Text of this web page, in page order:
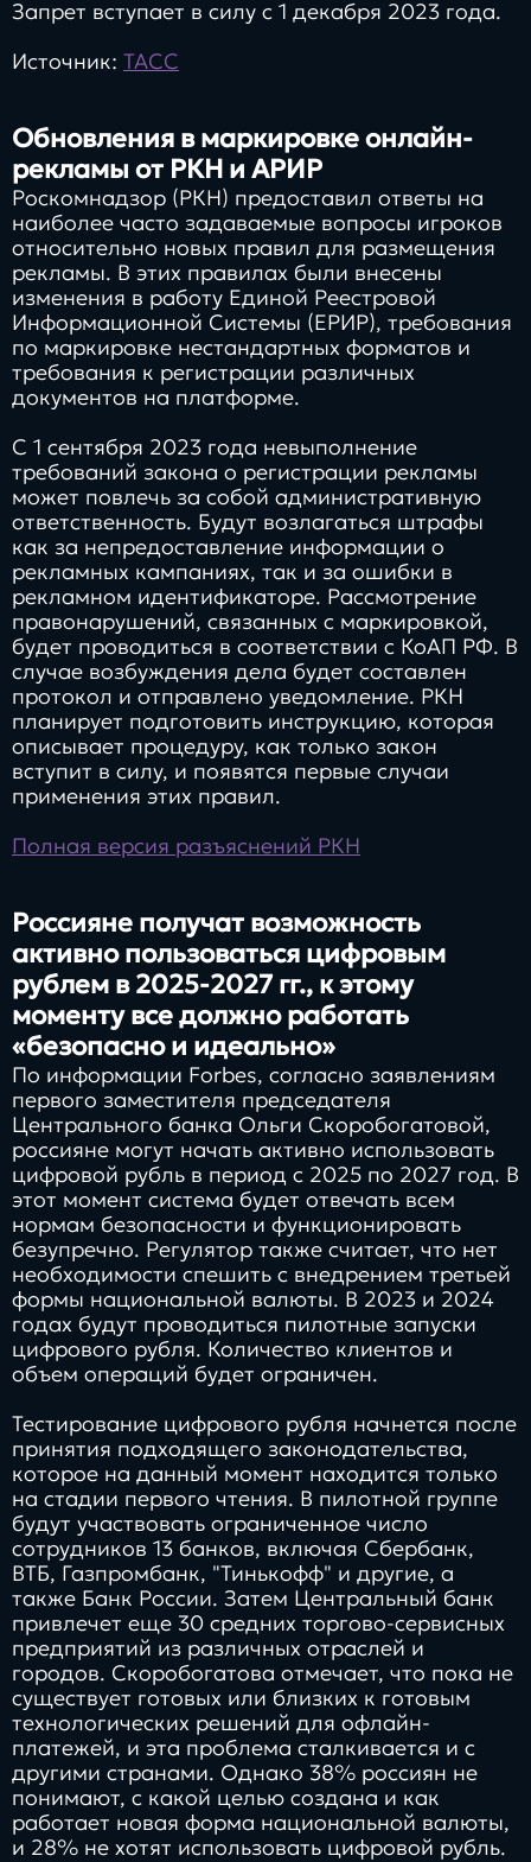
Запрет вступает в силу с 1 декабря 2023 года.
Источник: ТАСС
Обновления в маркировке онлайн-
рекламы от РКН и АРИР
Роскомнадзор (РКН) предоставил ответы на
наиболее часто задаваемые вопросы игроков
относительно новых правил для размещения
рекламы. В этих правилах были внесены
изменения в работу Единой Реестровой
Информационной Системы (ЕРИР), требования
по маркировке нестандартных форматов и
требования к регистрации различных
документов на платформе.
C 1 сентября 2023 года невыполнение
требований закона о регистрации рекламы
может повлечь за собой административную
ответственность. Будут возлагаться штрафы
как за непредоставление информации о
рекламных кампаниях, так и за ошибки в
рекламном идентификаторе. Рассмотрение
правонарушений, связанных с маркировкой,
будет проводиться в соответствии с КоАП РФ. В
случае возбуждения дела будет составлен
протокол и отправлено уведомление. РКН
планирует подготовить инструкцию, которая
описывает процедуру, как только закон
вступит в силу, и появятся первые случаи
применения этих правил.
Полная версия разъяснений РКН
Россияне получат возможность
активно пользоваться цифровым
рублем в 2025-2027 гг., к этому
моменту все должно работать
«безопасно и идеально»
По информации Forbes, согласно заявлениям
первого заместителя председателя
Центрального банка Ольги Скоробогатовой,
россияне могут начать активно использовать
цифровой рубль в период с 2025 по 2027 год. В
этот момент система будет отвечать всем
нормам безопасности и функционировать
безупречно. Регулятор также считает, что нет
необходимости спешить с внедрением третьей
формы национальной валюты. В 2023 и 2024
годах будут проводиться пилотные запуски
цифрового рубля. Количество клиентов и
объем операций будет ограничен.
Тестирование цифрового рубля начнется после
принятия подходящего законодательства,
которое на данный момент находится только
на стадии первого чтения. В пилотной группе
будут участвовать ограниченное число
сотрудников 13 банков, включая Сбербанк,
ВТБ, Газпромбанк, "Тинькофф" и другие, а
также Банк России. Затем Центральный банк
привлечет еще 30 средних торгово-сервисных
предприятий из различных отраслей и
городов. Скоробогатова отмечает, что пока не
существует готовых или близких к готовым
технологических решений для офлайн-
платежей, и эта проблема сталкивается и с
другими странами. Однако 38% россиян не
понимают, с какой целью создана и как
работает новая форма национальной валюты,
и 28% не хотят использовать цифровой рубль.